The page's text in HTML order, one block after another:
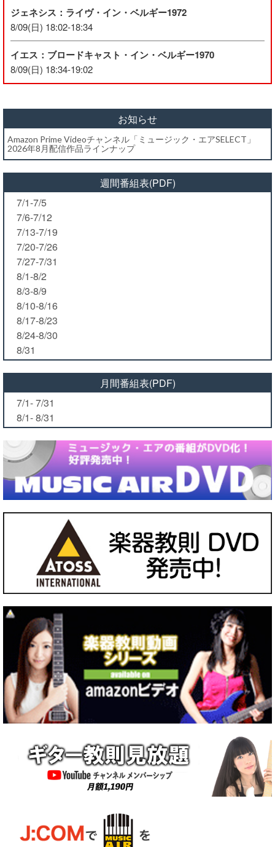
ジェネシス：ライヴ・イン・ベルギー1972
8/09(日) 18:02-18:34
イエス：ブロードキャスト・イン・ベルギー1970
8/09(日) 18:34-19:02
お知らせ
Amazon Prime Videoチャンネル「ミュージック・エアSELECT」
2026年8月配信作品ラインナップ
週間番組表(PDF)
7/1-7/5
7/6-7/12
7/13-7/19
7/20-7/26
7/27-7/31
8/1-8/2
8/3-8/9
8/10-8/16
8/17-8/23
8/24-8/30
8/31
月間番組表(PDF)
7/1- 7/31
8/1- 8/31